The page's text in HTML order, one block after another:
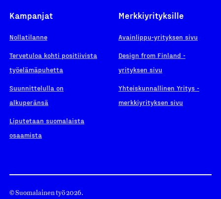
Kampanjat
Nollatilanne
Tervetuloa kohti positiivista
työelämäpuhetta
Suunnittelulla on
alkuperänsä
Liputetaan suomalaista
osaamista
Merkkiyrityksille
Avainlippu-yrityksen sivu
Design from Finland -
yrityksen sivu
Yhteiskunnallinen Yritys -
merkkiyrityksen sivu
© Suomalainen työ 2026.